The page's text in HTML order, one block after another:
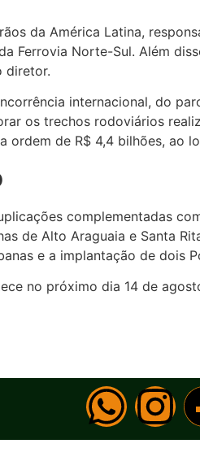
da América Latina,
Ferrovia Norte-Sul. Além
diretor.
internacional, do
os trechos rodoviários
ordem de R$ 4,4 bilhões, ao
complementadas
de Alto Araguaia e Santa
e a implantação de dois
no próximo dia 14 de